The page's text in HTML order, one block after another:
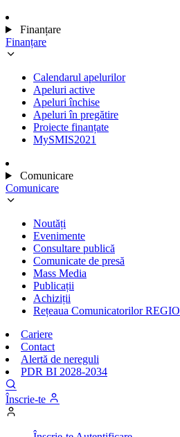
Finanțare
Finanțare
Calendarul apelurilor
Apeluri active
Apeluri închise
Apeluri în pregătire
Proiecte finanțate
MySMIS2021
Comunicare
Comunicare
Noutăți
Evenimente
Consultare publică
Comunicate de presă
Mass Media
Publicații
Achiziții
Rețeaua Comunicatorilor REGIO
Cariere
Contact
Alertă de nereguli
PDR BI 2028-2034
Înscrie-te